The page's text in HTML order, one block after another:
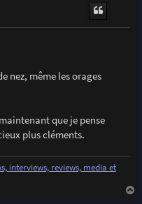
nez, même les orages
que je pense
plus cléments.
interviews, reviews, media et